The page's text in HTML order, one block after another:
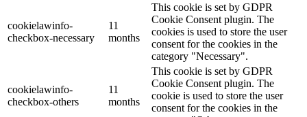
cookielawinfo-
checkbox-necessary
11
months
This cookie is set by GDPR
Cookie Consent plugin. The
cookies is used to store the user
consent for the cookies in the
category "Necessary".
cookielawinfo-
checkbox-others
11
months
This cookie is set by GDPR
Cookie Consent plugin. The
cookie is used to store the user
consent for the cookies in the